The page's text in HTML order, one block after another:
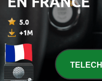
1257 -
Spécial 2016 : Le top
Blunt, Solange et plus
02 juil. 2026
1256
Spécial 2016 :
Young Thug et plus !
30 juin 2026